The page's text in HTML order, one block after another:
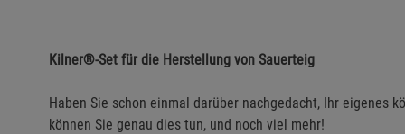
Kilner®-Set für die Herstellung von Sauerteig
Haben Sie schon einmal darüber nachgedacht, Ihr eigenes
können Sie genau dies tun, und noch viel mehr!